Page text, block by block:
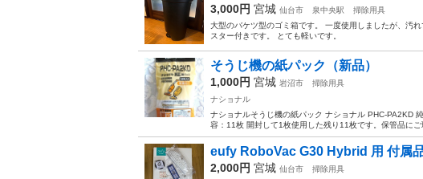
3,000円 宮城 仙台市 泉中央駅
掃除用具
大型のバケツ型のゴミ箱です。 一度使用しましたが、汚
スター付きです。 とても軽いです。
そうじ機の紙パック（新品）
1,000円 宮城 岩沼市
掃除用具
ナショナル
ナショナルそうじ機の紙パック ナショナル PHC-PA2KD
容：11枚 開封して1枚使用した残り11枚です。保管品にご
eufy RoboVac G30 Hybrid 用 付属
2,000円 宮城 仙台市
掃除用具